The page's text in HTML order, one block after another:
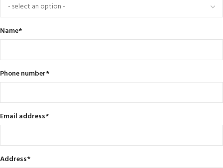
Name*
Phone number*
Email address*
Address*